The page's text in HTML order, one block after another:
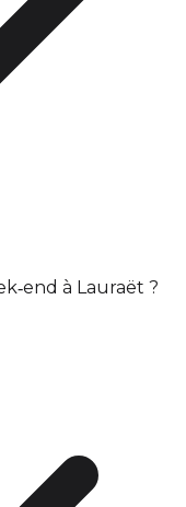
à Lauraët ?